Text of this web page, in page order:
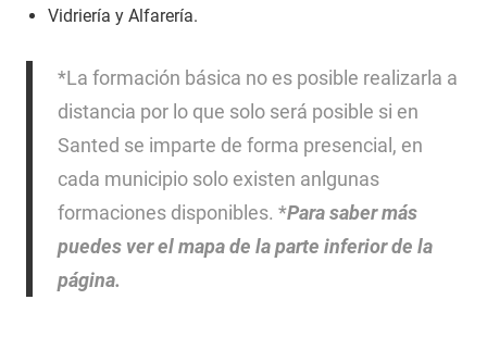
Vidriería y Alfarería.
*La formación básica no es posible realizarla a
distancia por lo que solo será posible si en
Santed se imparte de forma presencial, en
cada municipio solo existen anlgunas
formaciones disponibles. *Para saber más
puedes ver el mapa de la parte inferior de la
página.